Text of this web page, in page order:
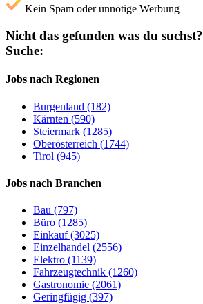
Kein Spam oder unnötige Werbung
Nicht das gefunden was du suchst?
Suche:
Jobs nach Regionen
Burgenland (182)
Kärnten (590)
Steiermark (1285)
Oberösterreich (1744)
Tirol (945)
Jobs nach Branchen
Bau (797)
Büro (1285)
Einkauf (3025)
Einzelhandel (2556)
Elektro (1139)
Fahrzeugtechnik (1260)
Gastronomie (2061)
Geringfügig (397)